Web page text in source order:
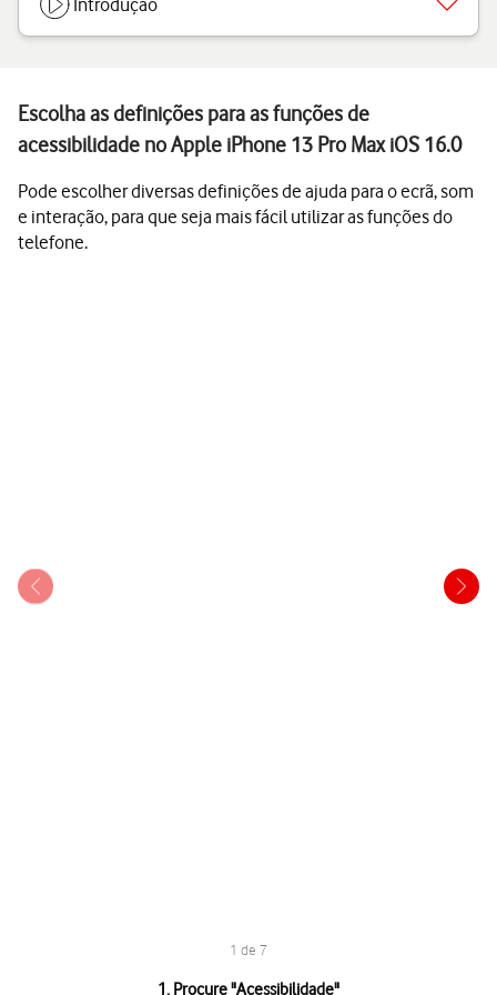
Introdução
Escolha as definições para as funções de
acessibilidade no Apple iPhone 13 Pro Max iOS 16.0
Pode escolher diversas definições de ajuda para o ecrã, som
e interação, para que seja mais fácil utilizar as funções do
telefone.
1 de 7
1. Procure "Acessibilidade"